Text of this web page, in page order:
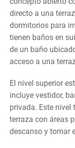
directo a una
dormitorios para
tienen baños en
de un baño
acceso a una
El nivel superior
incluye vestidor,
privada. Este
terraza con áreas
descanso y tomar